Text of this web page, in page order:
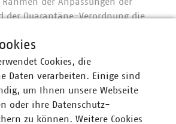
der Quarantäne-Verordnung die
ist die Öffnung der Freibäder unter
Konzept der Begrenzung der
der Beckengröße und
möglich. Ab dem 13. Juni 2020 ist
Bädern einschließlich
mit Begrenzung der
Cookies, die
Daten verarbeiten. Einige sind
um Ihnen unsere Webseite
oder ihre Datenschutz-
zu können. Weitere Cookies